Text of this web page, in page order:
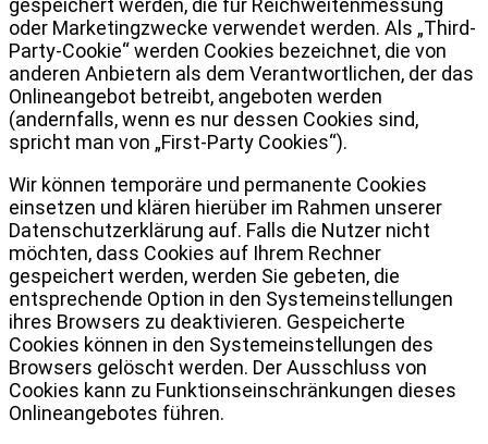
gespeichert werden, die für Reichweitenmessung
oder Marketingzwecke verwendet werden. Als „Third-
Party-Cookie“ werden Cookies bezeichnet, die von
anderen Anbietern als dem Verantwortlichen, der das
Onlineangebot betreibt, angeboten werden
(andernfalls, wenn es nur dessen Cookies sind,
spricht man von „First-Party Cookies“).
Wir können temporäre und permanente Cookies
einsetzen und klären hierüber im Rahmen unserer
Datenschutzerklärung auf. Falls die Nutzer nicht
möchten, dass Cookies auf Ihrem Rechner
gespeichert werden, werden Sie gebeten, die
entsprechende Option in den Systemeinstellungen
ihres Browsers zu deaktivieren. Gespeicherte
Cookies können in den Systemeinstellungen des
Browsers gelöscht werden. Der Ausschluss von
Cookies kann zu Funktionseinschränkungen dieses
Onlineangebotes führen.